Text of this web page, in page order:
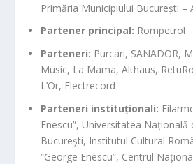
Primăria Municipiului București –
Partener principal: Rompetrol
Parteneri: Purcari, SANADOR,
Music, La Mama, Althaus,
L’Or, Electrecord
Parteneri instituționali:
Enescu”, Universitatea Națională
București, Institutul Cultural
“George Enescu”, Centrul